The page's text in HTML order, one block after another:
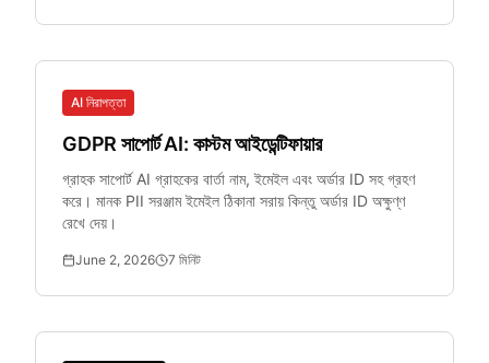
AI নিরাপত্তা
GDPR সাপোর্ট AI: কাস্টম আইডেন্টিফায়ার
গ্রাহক সাপোর্ট AI গ্রাহকের বার্তা নাম, ইমেইল এবং অর্ডার ID সহ গ্রহণ
করে। মানক PII সরঞ্জাম ইমেইল ঠিকানা সরায় কিন্তু অর্ডার ID অক্ষুণ্ণ
রেখে দেয়।
June 2, 2026 7 মিনিট